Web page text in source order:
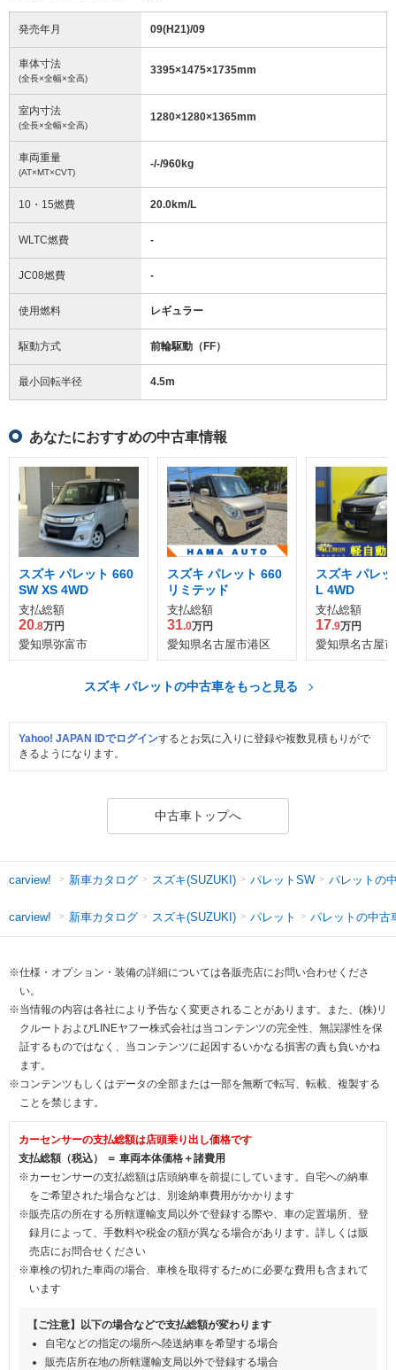
発売年月 09(H21)/09
車体寸法
(全長×全幅×全高)
3395×1475×1735mm
室内寸法
(全長×全幅×全高)
1280×1280×1365mm
車両重量
(AT×MT×CVT)
-/-/960kg
10・15燃費 20.0km/L
WLTC燃費 -
JC08燃費 -
使用燃料 レギュラー
駆動方式 前輪駆動（FF）
最小回転半径 4.5m
あなたにおすすめの中古車情報
スズキ パレット 660
SW XS 4WD
支払総額
20.8万円
愛知県弥富市
スズキ パレット 660
リミテッド
支払総額
31.0万円
愛知県名古屋市港区
スズキ パレ
L 4WD
支払総額
17.9万円
愛知県名古屋
スズキ パレットの中古車をもっと見る
Yahoo! JAPAN IDでログインするとお気に入りに登録や複数見積もりがで
きるようになります。
中古車トップへ
carview! 新車カタログ スズキ(SUZUKI) パレットSW パレットの
carview! 新車カタログ スズキ(SUZUKI) パレット パレットの中古
※仕様・オプション・装備の詳細については各販売店にお問い合わせくださ
い。
※当情報の内容は各社により予告なく変更されることがあります。また、(株)リ
クルートおよびLINEヤフー株式会社は当コンテンツの完全性、無誤謬性を保
証するものではなく、当コンテンツに起因するいかなる損害の責も負いかね
ます。
※コンテンツもしくはデータの全部または一部を無断で転写、転載、複製する
ことを禁じます。
カーセンサーの支払総額は店頭乗り出し価格です
支払総額（税込） ＝ 車両本体価格＋諸費用
※カーセンサーの支払総額は店頭納車を前提にしています。自宅への納車
をご希望された場合などは、別途納車費用がかかります
※販売店の所在する所轄運輸支局以外で登録する際や、車の定置場所、登
録月によって、手数料や税金の額が異なる場合があります。詳しくは販
売店にお問合せください
※車検の切れた車両の場合、車検を取得するために必要な費用も含まれて
います
【ご注意】以下の場合などで支払総額が変わります
自宅などの指定の場所へ陸送納車を希望する場合
販売店所在地の所轄運輸支局以外で登録する場合